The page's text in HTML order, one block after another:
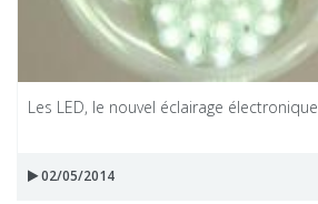
Les LED, le nouvel éclairage électronique
02/05/2014